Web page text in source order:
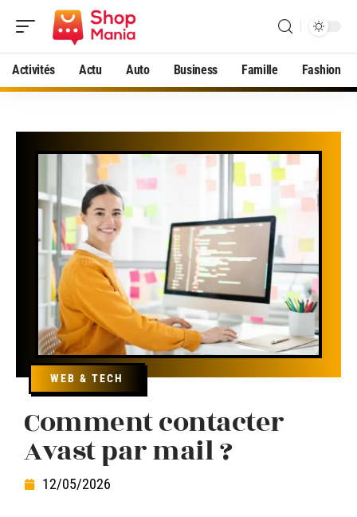
Activités Actu Auto Business Famille Fashion
WEB & TECH
Comment contacter
Avast par mail ?
12/05/2026